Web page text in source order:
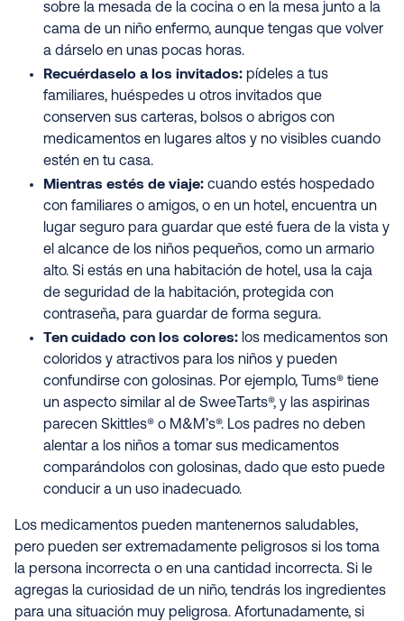
sobre la mesada de la cocina o en la mesa junto a la
cama de un niño enfermo, aunque tengas que volver
a dárselo en unas pocas horas.
Recuérdaselo a los invitados: pídeles a tus
familiares, huéspedes u otros invitados que
conserven sus carteras, bolsos o abrigos con
medicamentos en lugares altos y no visibles cuando
estén en tu casa.
Mientras estés de viaje: cuando estés hospedado
con familiares o amigos, o en un hotel, encuentra un
lugar seguro para guardar que esté fuera de la vista y
el alcance de los niños pequeños, como un armario
alto. Si estás en una habitación de hotel, usa la caja
de seguridad de la habitación, protegida con
contraseña, para guardar de forma segura.
Ten cuidado con los colores: los medicamentos son
coloridos y atractivos para los niños y pueden
confundirse con golosinas. Por ejemplo, Tums® tiene
un aspecto similar al de SweeTarts®, y las aspirinas
parecen Skittles® o M&M’s®. Los padres no deben
alentar a los niños a tomar sus medicamentos
comparándolos con golosinas, dado que esto puede
conducir a un uso inadecuado.
Los medicamentos pueden mantenernos saludables,
pero pueden ser extremadamente peligrosos si los toma
la persona incorrecta o en una cantidad incorrecta. Si le
agregas la curiosidad de un niño, tendrás los ingredientes
para una situación muy peligrosa. Afortunadamente, si